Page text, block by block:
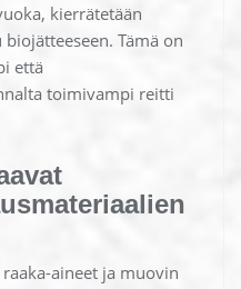
kierrätetään
Tämä on
että
toimivampi reitti
aineet ja muovin